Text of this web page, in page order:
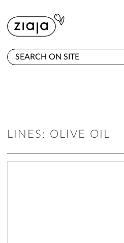
LINES: OLIVE OIL